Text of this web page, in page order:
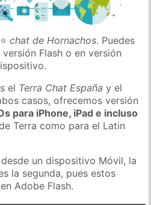
chat de Hornachos. Puedes
Flash o en versión
el Terra Chat España y el
casos, ofrecemos versión
para iPhone, iPad e incluso
Terra como para el Latin
un dispositivo Móvil, la
la segunda, pues estos
Adobe Flash.